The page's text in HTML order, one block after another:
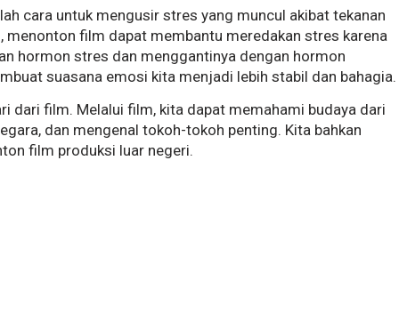
cara untuk mengusir stres yang muncul akibat tekanan
menonton film dapat membantu meredakan stres karena
hormon stres dan menggantinya dengan hormon
suasana emosi kita menjadi lebih stabil dan bahagia.
dari film. Melalui film, kita dapat memahami budaya dari
dan mengenal tokoh-tokoh penting. Kita bahkan
film produksi luar negeri.